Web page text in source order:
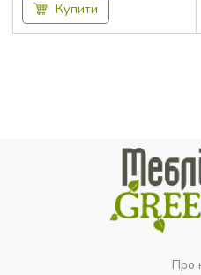
Купити
Про